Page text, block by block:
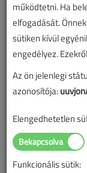
Lapszám:
Egy
2007/4. lapszám
Figylem! Ez a cikk
működtetni. Ha
elfogadását.
sütiken kívül
engedélyez.
Az ön jelenlegi
azonosítója:
Elengedhetetlen
Funkcionális sütik: